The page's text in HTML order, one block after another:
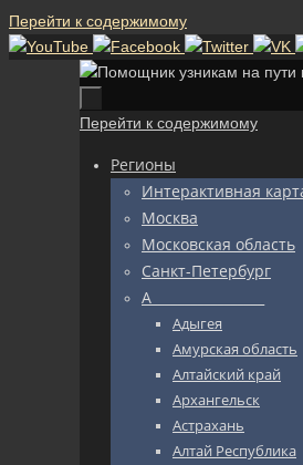
Перейти к содержимому
Перейти к содержимому
Регионы
Интерактивная
Москва
Московская область
Санкт-Петербург
А_________________
Адыгея
Амурская область
Алтайский край
Архангельск
Астрахань
Алтай Республика